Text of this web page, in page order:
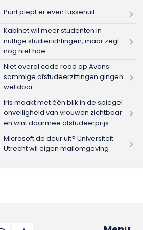
Punt piept er even tussenuit
Kabinet wil meer studenten in
nuttige studierichtingen, maar zegt
nog niet hoe
Niet overal code rood op Avans:
sommige afstudeerzittingen gingen
wel door
Iris maakt met één blik in de spiegel
onveiligheid van vrouwen zichtbaar
en wint daarmee afstudeerprijs
Microsoft de deur uit? Universiteit
Utrecht wil eigen mailomgeving